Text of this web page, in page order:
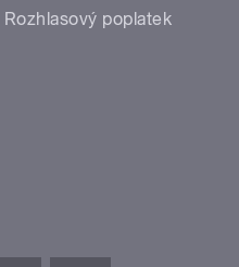
Rozhlasový poplatek